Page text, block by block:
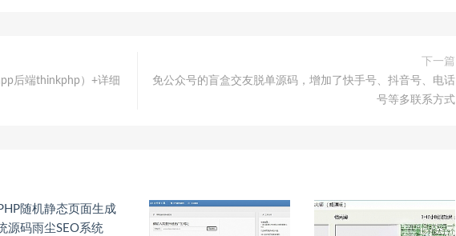
后端thinkphp）+详细
下一篇
免公众号的盲盒交友脱单源码，增加了快手号、抖音号、电话
号等多联系方式